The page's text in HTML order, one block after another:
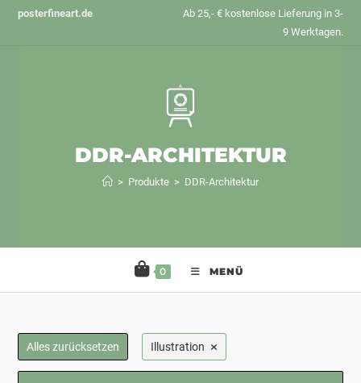
Zumposterfineart.de
Ab 25,- € kostenlose Lieferung in 3-
9 Werktagen.
DDR-ARCHITEKTUR
> Produkte > DDR-Architektur
0 MENÜ
Alles zurücksetzen Illustration ×